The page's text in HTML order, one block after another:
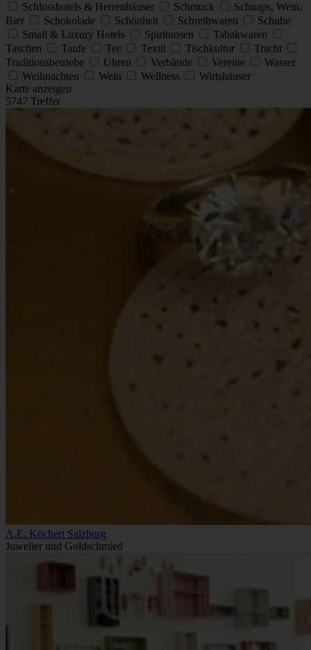
Schlosshotels & Herrenhäuser
Schmuck
Schnaps, Wein,
Bier
Schokolade Schönheit Schreibwaren
Schuhe
Small & Luxury Hotels
Spirituosen
Tabakwaren
Taschen
Taufe Tee Textil Tischkultur
Tracht
Traditionsbetriebe
Uhren Verbände Vereine
Wasser
Weihnachten
Wein Wellness
Wirtshäuser
Karte anzeigen
5747 Treffer
A.E. Köchert Salzburg
Juwelier und Goldschmied